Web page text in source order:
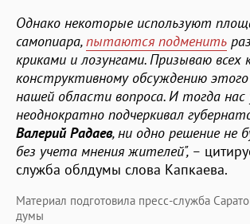
Однако некоторые используют
самопиара,пытаются подменить
криками и лозунгами. Призываю всех
конструктивному обсуждению
нашей области вопроса. И тогда
неоднократно подчеркивал
Валерий Радаев, ни одно решение не
без учета мнения жителей", –
служба облдумы слова Капкаева.
Материал подготовила пресс-служба
думы